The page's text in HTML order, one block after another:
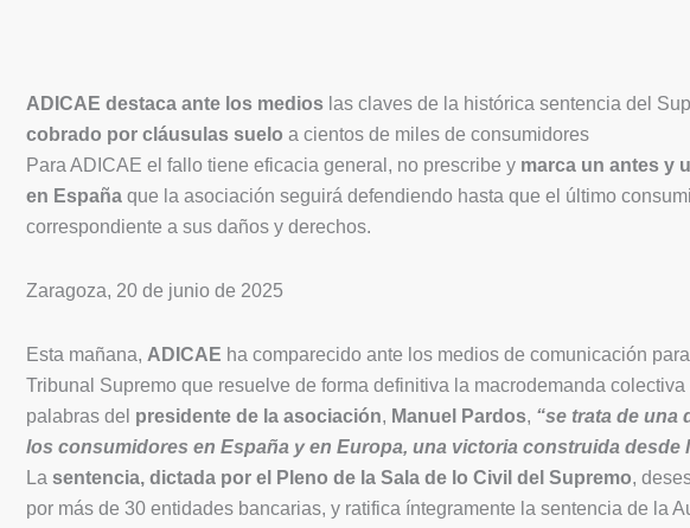
ADICAE destaca ante los medios las claves de la histórica sentencia del
cobrado por cláusulas suelo a cientos de miles de consumidores
Para ADICAE el fallo tiene eficacia general, no prescribe y marca un antes y
en España que la asociación seguirá defendiendo hasta que el último
correspondiente a sus daños y derechos.
Zaragoza, 20 de junio de 2025
Esta mañana, ADICAE ha comparecido ante los medios de comunicación
Tribunal Supremo que resuelve de forma definitiva la macrodemanda
palabras del presidente de la asociación, Manuel Pardos, “se trata de una
los consumidores en España y en Europa, una victoria construida desde
La sentencia, dictada por el Pleno de la Sala de lo Civil del Supremo,
por más de 30 entidades bancarias, y ratifica íntegramente la sentencia de la